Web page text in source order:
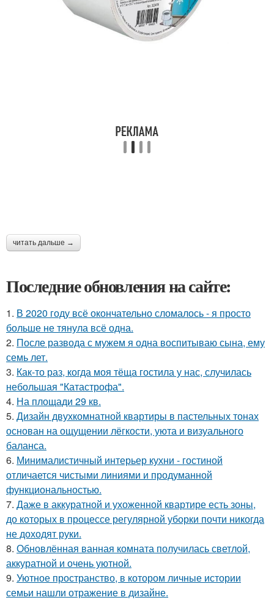
читать дальше →
Последние обновления на сайте:
1. В 2020 году всё окончательно сломалось - я просто
больше не тянула всё одна.
2. После развода с мужем я одна воспитываю сына, ему
семь лет.
3. Как-то раз, когда моя тёща гостила у нас, случилась
небольшая "Катастрофа".
4. На площади 29 кв.
5. Дизайн двухкомнатной квартиры в пастельных тонах
основан на ощущении лёгкости, уюта и визуального
баланса.
6. Минималистичный интерьер кухни - гостиной
отличается чистыми линиями и продуманной
функциональностью.
7. Даже в аккуратной и ухоженной квартире есть зоны,
до которых в процессе регулярной уборки почти никогда
не доходят руки.
8. Обновлённая ванная комната получилась светлой,
аккуратной и очень уютной.
9. Уютное пространство, в котором личные истории
семьи нашли отражение в дизайне.